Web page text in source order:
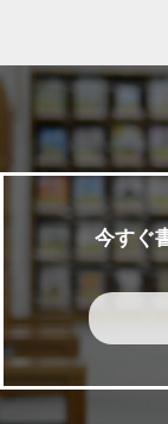
今すぐ